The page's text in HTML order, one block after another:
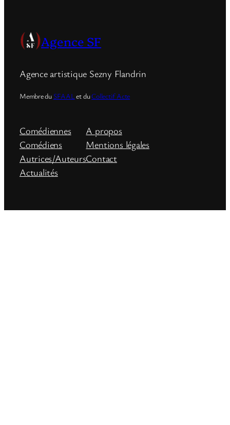
Agence SF
Agence artistique Sezny Flandrin
Membre du SFAALet duCollectif Acte
Comédiennes
Comédiens
Autrices/Auteurs
Actualités
A propos
Mentions légales
Contact